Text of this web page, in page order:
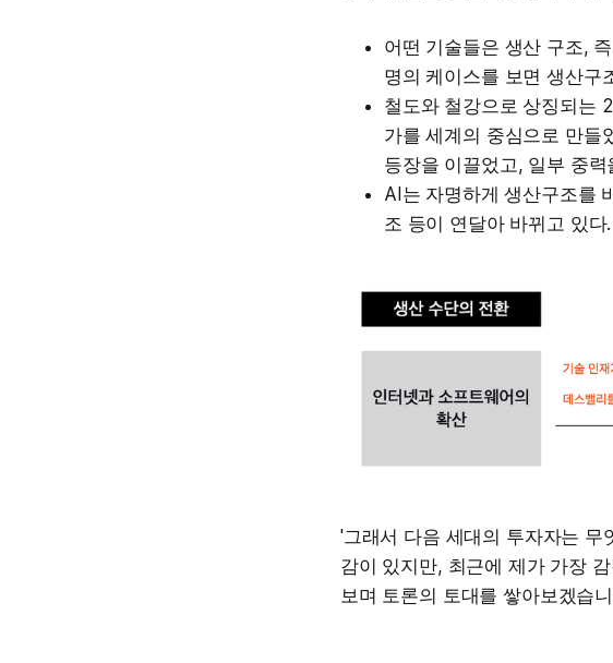
어떤 기술들은 생산 구조, 즉
명의 케이스를 보면 생산구
철도와 철강으로 상징되는
가를 세계의 중심으로 만들
등장을 이끌었고, 일부 중
AI는 자명하게 생산구조를
조 등이 연달아 바뀌고 있
'그래서 다음 세대의 투자자는 무
감이 있지만, 최근에 제가 가장
보며 토론의 토대를 쌓아보겠습